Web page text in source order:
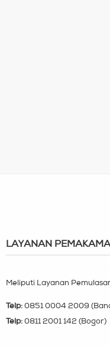
LAYANAN
Meliputi Layanan
Telp: 0851 0004 2009
Telp: 0811 2001 142 (Bogor)